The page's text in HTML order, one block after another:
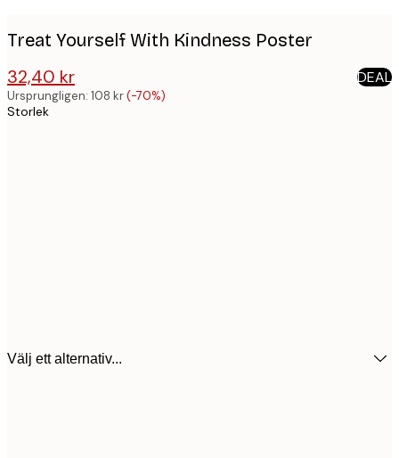
Treat Yourself With Kindness Poster
32,40 kr
108 kr DEAL
Ursprungligen: 108 kr(-70%)
Storlek
Välj ett alternativ...